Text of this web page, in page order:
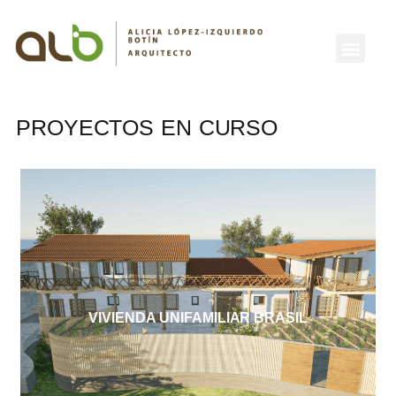
PROYECTOS EN CURSO
VIVIENDA UNIFAMILIAR BRASIL
VIVIENDA UNIFAMILIAR BRASIL